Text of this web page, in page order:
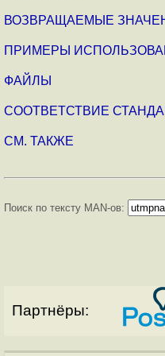
ВОЗВРАЩАЕМЫЕ
ПРИМЕРЫ
ФАЙЛЫ
СООТВЕТСТВИЕ
СМ. ТАКЖЕ
Поиск по тексту MAN-ов:
Партнёры: